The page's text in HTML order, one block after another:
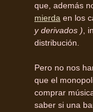
que, además
mierda en los
y derivados ),
distribución.
Pero no nos
que el
comprar
saber si una